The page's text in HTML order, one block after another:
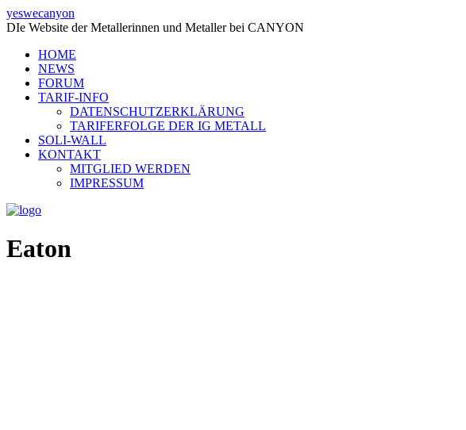
yeswecanyon
DIe Website der Metallerinnen und Metaller bei CANYON
HOME
NEWS
FORUM
TARIF-INFO
DATENSCHUTZERKLÄRUNG
TARIFERFOLGE DER IG METALL
SOLI-WALL
KONTAKT
MITGLIED WERDEN
IMPRESSUM
Eaton